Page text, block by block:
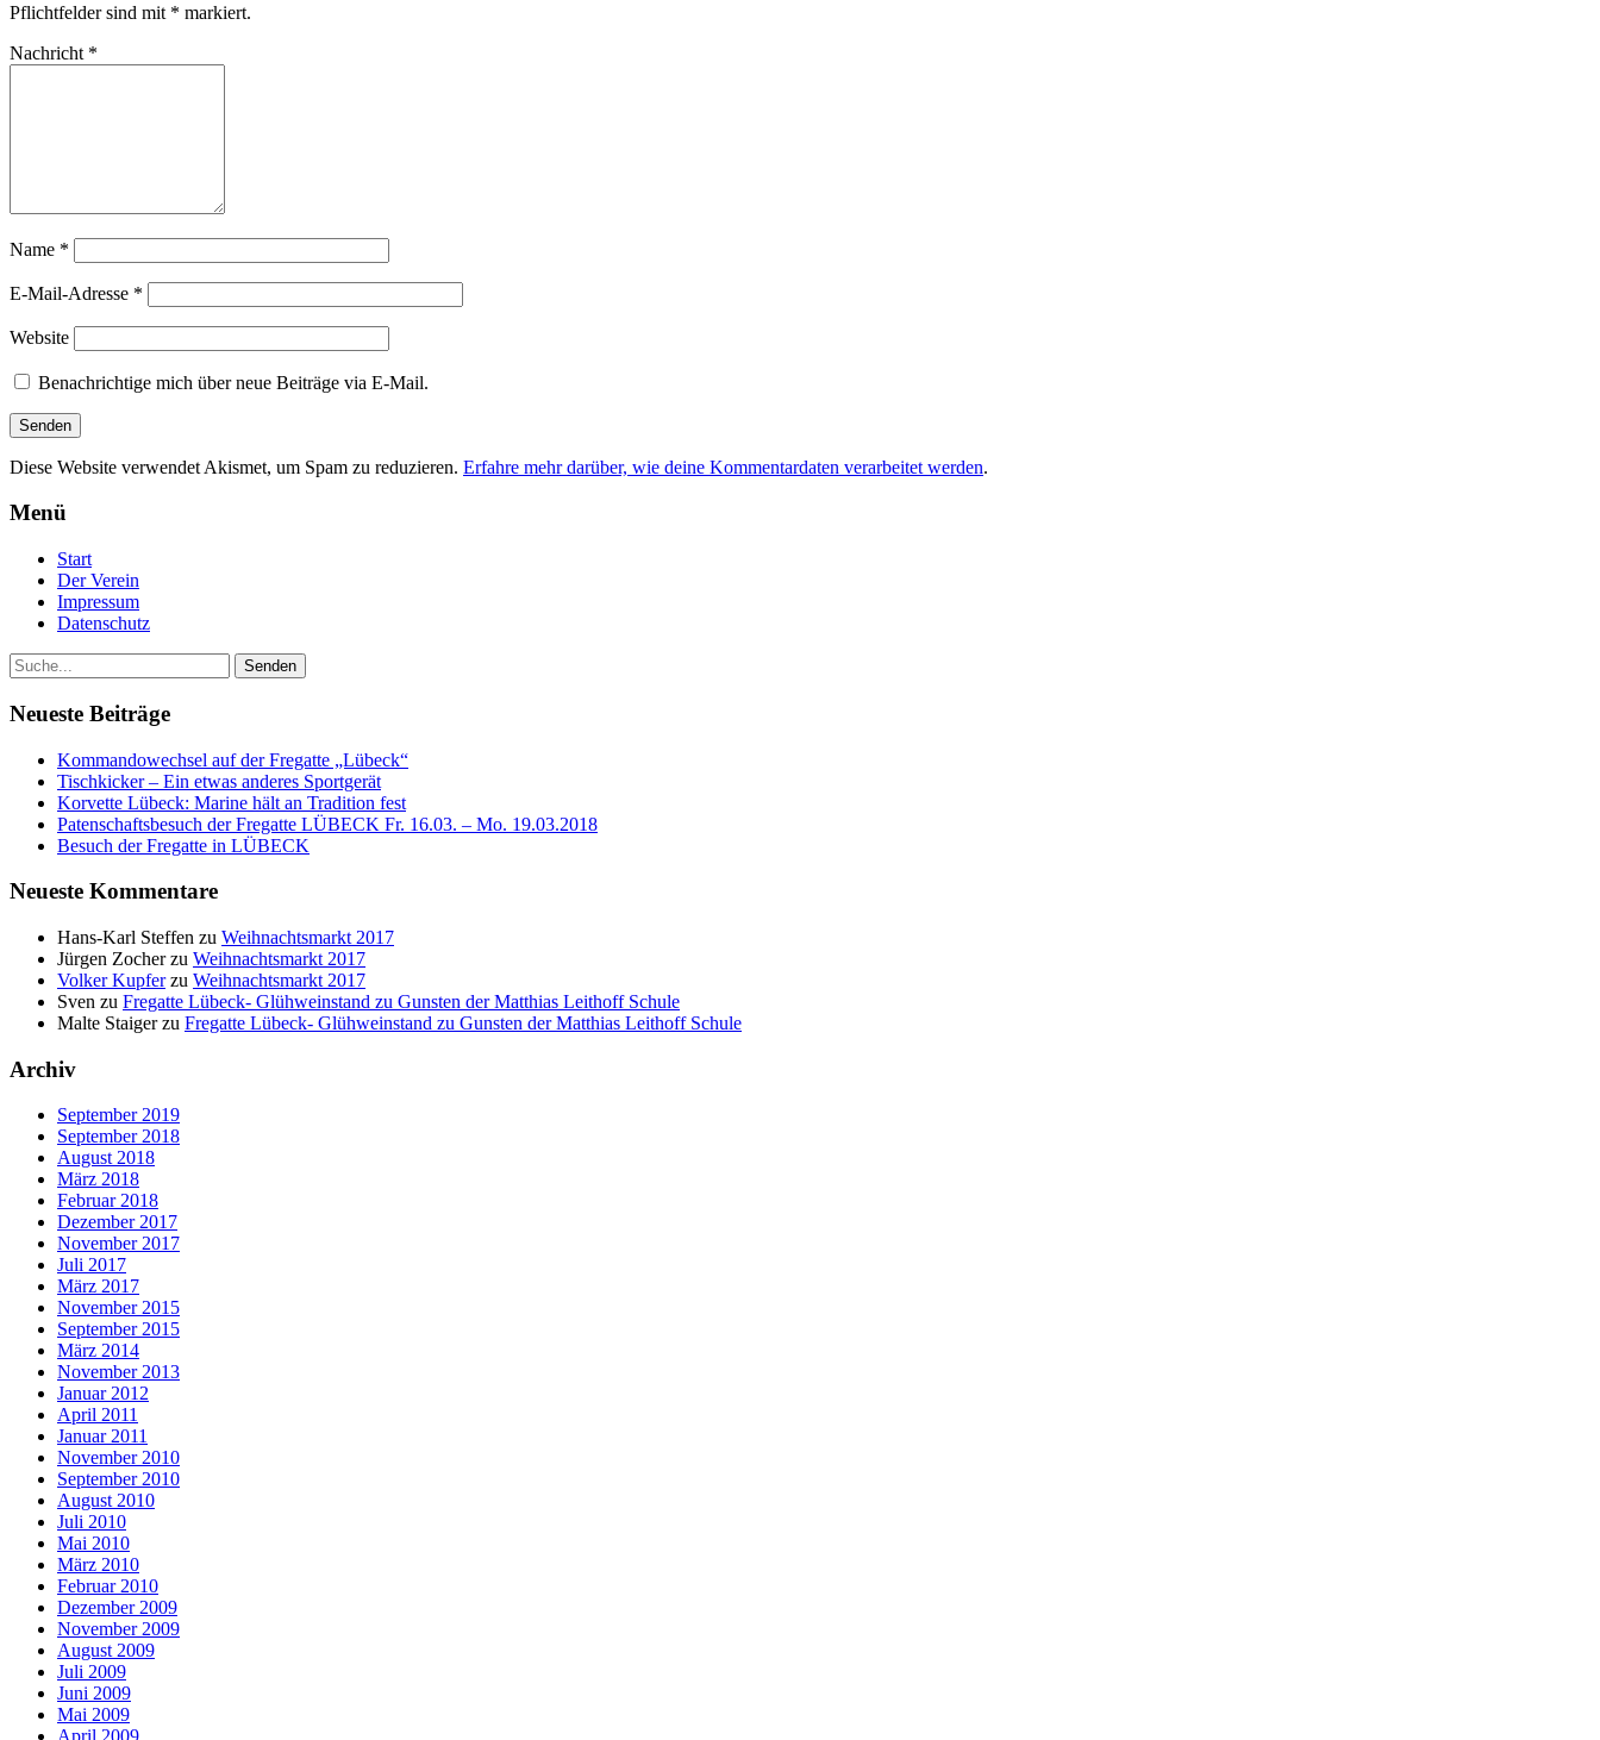
Pflichtfelder sind mit * markiert.
Nachricht *
Name *
E-Mail-Adresse *
Website
Benachrichtige mich über neue Beiträge via E-Mail.
Diese Website verwendet Akismet, um Spam zu reduzieren. Erfahre mehr darüber, wie deine Kommentardaten verarbeitet werden.
Menü
Start
Der Verein
Impressum
Datenschutz
Neueste Beiträge
Kommandowechsel auf der Fregatte „Lübeck“
Tischkicker – Ein etwas anderes Sportgerät
Korvette Lübeck: Marine hält an Tradition fest
Patenschaftsbesuch der Fregatte LÜBECK Fr. 16.03. – Mo. 19.03.2018
Besuch der Fregatte in LÜBECK
Neueste Kommentare
Hans-Karl Steffen zu Weihnachtsmarkt 2017
Jürgen Zocherzu Weihnachtsmarkt 2017
Volker Kupferzu Weihnachtsmarkt 2017
Sven zu Fregatte Lübeck- Glühweinstand zu Gunsten der Matthias Leithoff Schule
Malte Staigerzu Fregatte Lübeck- Glühweinstand zu Gunsten der Matthias Leithoff Schule
Archiv
September 2019
September 2018
August 2018
März 2018
Februar 2018
Dezember 2017
November 2017
Juli 2017
März 2017
November 2015
September 2015
März 2014
November 2013
Januar 2012
April 2011
Januar 2011
November 2010
September 2010
August 2010
Juli 2010
Mai 2010
März 2010
Februar 2010
Dezember 2009
November 2009
August 2009
Juli 2009
Juni 2009
Mai 2009